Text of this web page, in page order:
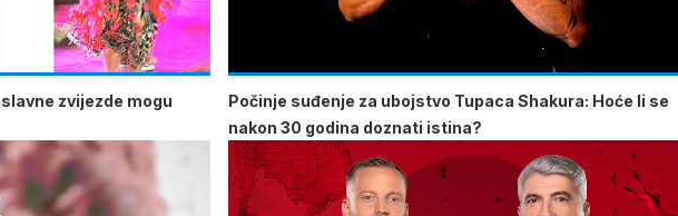
zvijezde mogu
Počinje suđenje za ubojstvo Tupaca Shakura: Hoće li se
nakon 30 godina doznati istina?